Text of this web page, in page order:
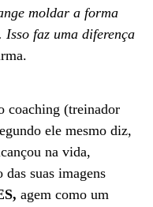
moldar a forma
Isso faz uma diferença
coaching (treinador
ele mesmo diz,
na vida,
suas imagens
agem como um